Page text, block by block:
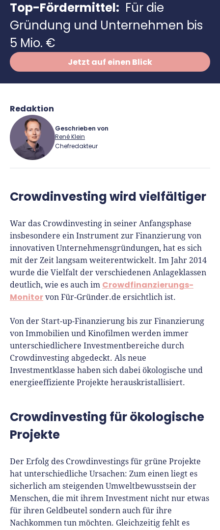
Weitere Tools & Vorlagen
Steuerberatung
Software
Deals
Top-Fördermittel: Für die
Gründung und Unternehmen bis
5 Mio. €
Jetzt auf einen Blick
Redaktion
Geschrieben von
René Klein
Chefredakteur
Für-Gründer.de Redaktion
Seit 2010 ist René als Gründer von Für-
Gründer.de Teil der deutschen
Gründerlandschaft. Seine Mission:
Gründerinnen und Gründern praxisnahe
Inhalte und echte Insights an die Hand zu
geben. Das tut er als Chefredakteur,
Podcast-Host, Webinar-Moderator und auf
Er ist Interviewpartner in anderen Medien
und verfasst Fachbeiträge zu
Gründungsthemen.
Crowdinvesting wird vielfältiger
War das Crowdinvesting in seiner Anfangsphase
insbesondere ein Instrument zur Finanzierung von
innovativen Unternehmensgründungen, hat es sich
mit der Zeit langsam weiterentwickelt. Im Jahr 2014
wurde die Vielfalt der verschiedenen Anlageklassen
deutlich, wie es auch im Crowdfinanzierungs-
Monitor von Für-Gründer.de ersichtlich ist.
Von der Start-up-Finanzierung bis zur Finanzierung
von Immobilien und Kinofilmen werden immer
unterschiedlichere Investmentbereiche durch
Crowdinvesting abgedeckt. Als neue
Investmentklasse haben sich dabei ökologische und
energieeffiziente Projekte herauskristallisiert.
Crowdinvesting für ökologische
Projekte
Der Erfolg des Crowdinvestings für grüne Projekte
hat unterschiedliche Ursachen: Zum einen liegt es
sicherlich am steigenden Umweltbewusstsein der
Menschen, die mit ihrem Investment nicht nur etwas
für ihren Geldbeutel sondern auch für ihre
Nachkommen tun möchten. Gleichzeitig fehlt es